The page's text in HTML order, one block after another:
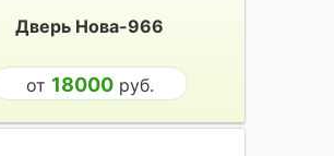
Дверь Нова-966
от 18000руб.